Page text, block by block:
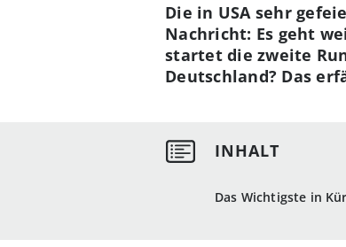
Das Wichtigste in
Die in USA sehr
Nachricht: Es geht
startet die zweite
Deutschland? Das